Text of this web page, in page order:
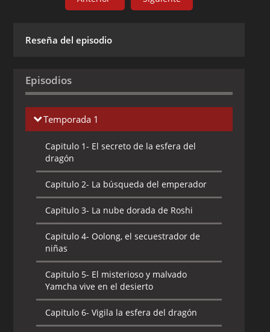
Reseña del episodio
Episodios
Temporada 1
Capitulo 1- El secreto de la esfera del
dragón
Capitulo 2- La búsqueda del emperador
Capitulo 3- La nube dorada de Roshi
Capitulo 4- Oolong, el secuestrador de
niñas
Capitulo 5- El misterioso y malvado
Yamcha vive en el desierto
Capitulo 6- Vigila la esfera del dragón